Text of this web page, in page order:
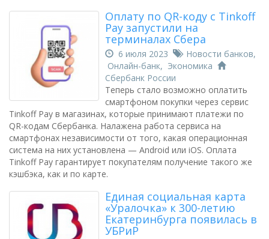
Оплату по QR-коду с Tinkoff
Pay запустили на
терминалах Сбера
6 июля 2023 Новости банков,
Онлайн-банк, Экономика
Сбербанк России
Теперь стало возможно оплатить
смартфоном покупки через сервис
Tinkoff Pay в магазинах, которые принимают платежи по
QR-кодам Сбербанка. Налажена работа сервиса на
смартфонах независимости от того, какая операционная
система на них установлена — Android или iOS. Оплата
Tinkoff Pay гарантирует покупателям получение такого же
кэшбэка, как и по карте.
Единая социальная карта
«Уралочка» к 300-летию
Екатеринбурга появилась в
УБРиР